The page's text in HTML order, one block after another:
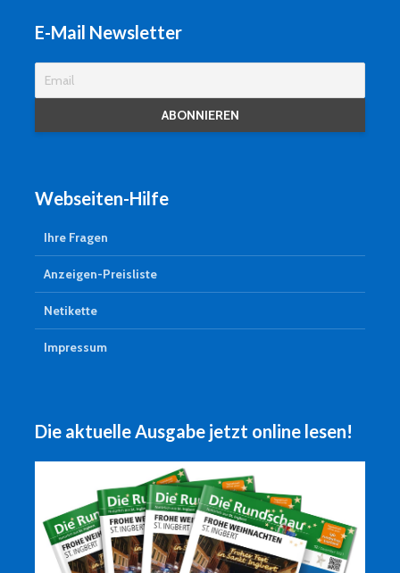
E-Mail Newsletter
Webseiten-Hilfe
Ihre Fragen
Anzeigen-Preisliste
Netikette
Impressum
Die aktuelle Ausgabe jetzt online lesen!